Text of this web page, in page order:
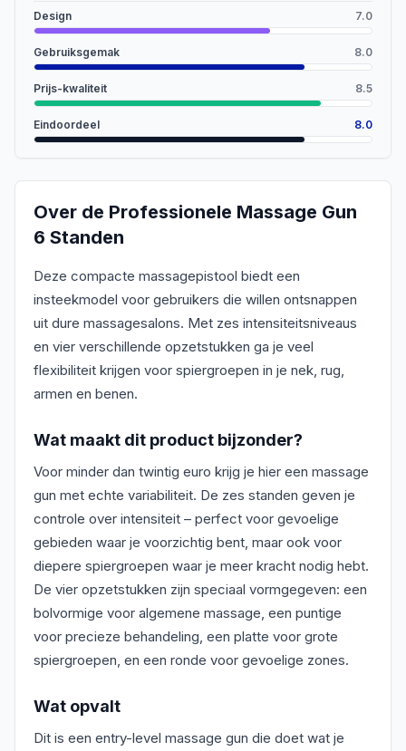
Design 7.0
Gebruiksgemak 8.0
Prijs-kwaliteit 8.5
Eindoordeel 8.0
Over de Professionele Massage Gun
6 Standen
Deze compacte massagepistool biedt een
insteekmodel voor gebruikers die willen ontsnappen
uit dure massagesalons. Met zes intensiteitsniveaus
en vier verschillende opzetstukken ga je veel
flexibiliteit krijgen voor spiergroepen in je nek, rug,
armen en benen.
Wat maakt dit product bijzonder?
Voor minder dan twintig euro krijg je hier een massage
gun met echte variabiliteit. De zes standen geven je
controle over intensiteit – perfect voor gevoelige
gebieden waar je voorzichtig bent, maar ook voor
diepere spiergroepen waar je meer kracht nodig hebt.
De vier opzetstukken zijn speciaal vormgegeven: een
bolvormige voor algemene massage, een puntige
voor precieze behandeling, een platte voor grote
spiergroepen, en een ronde voor gevoelige zones.
Wat opvalt
Dit is een entry-level massage gun die doet wat je